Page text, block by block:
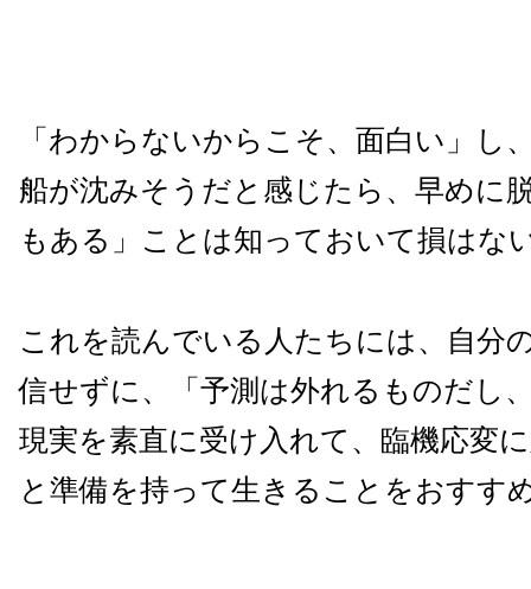
「わからないからこそ、面白い」し
船が沈みそうだと感じたら、早めに
もある」ことは知っておいて損はな
これを読んでいる人たちには、自分
信せずに、「予測は外れるものだし
現実を素直に受け入れて、臨機応変
と準備を持って生きることをおすす